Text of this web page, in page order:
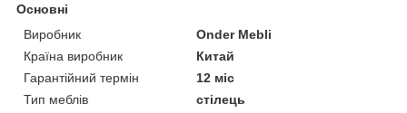
Основні
Виробник
Onder Mebli
Країна виробник
Китай
Гарантійний термін
12 міс
Тип меблів
стілець